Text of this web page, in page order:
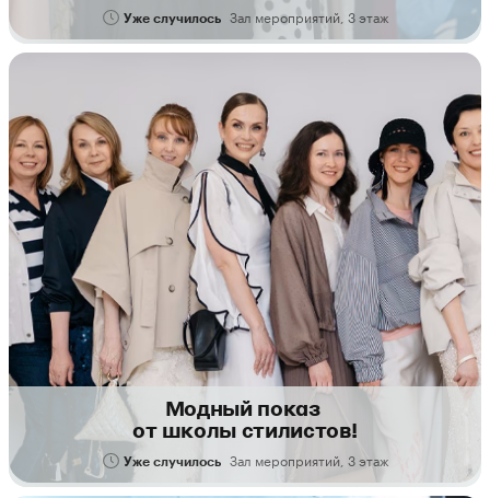
Уже случилось Зал мероприятий, 3 этаж
Модный показ
от школы стилистов!
Уже случилось Зал мероприятий, 3 этаж